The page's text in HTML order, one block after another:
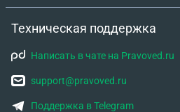
Техническая поддержка
Написать в чате на Pravoved.ru
support@pravoved.ru
Поддержка в Telegram